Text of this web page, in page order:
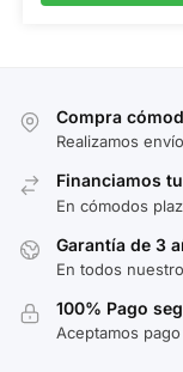
Compra
Realizamos
Financiamos
En cómodos
Garantía de 3
En todos
100% Pago
Aceptamos